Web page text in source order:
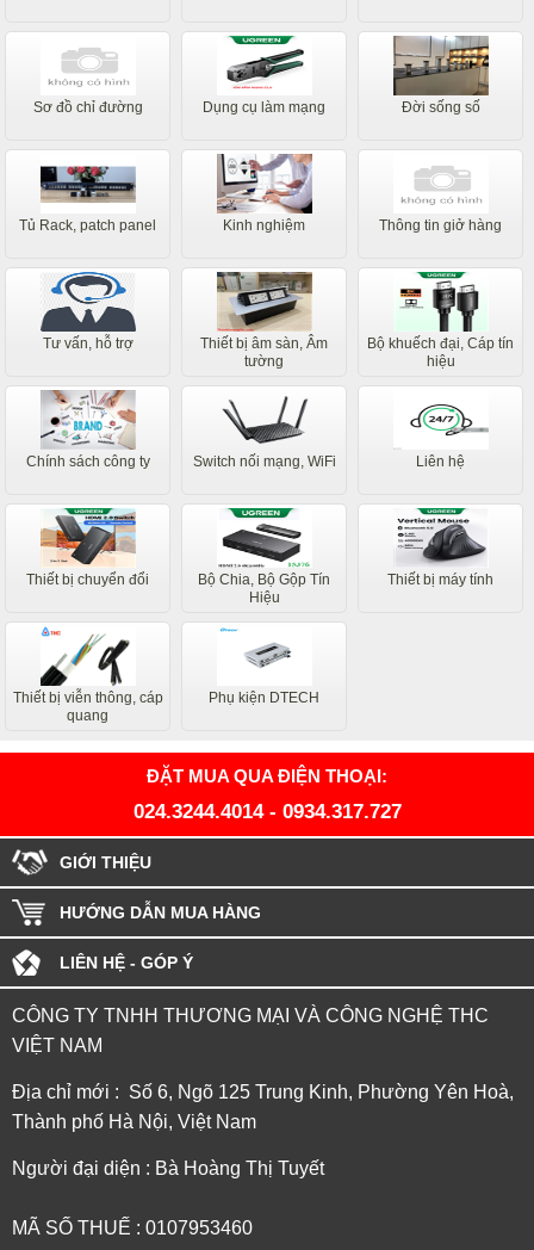
Sơ đồ chỉ đường Dụng cụ làm mạng Đời sống số
Tủ Rack, patch panel Kinh nghiệm Thông tin giở hàng
Tư vấn, hỗ trợ
Thiết bị âm sàn, Âm
tường
Bộ khuếch đại, Cáp tín
hiệu
Chính sách công ty Switch nối mạng, WiFi Liên hệ
Thiết bị chuyển đổi
Bộ Chia, Bộ Gộp Tín
Hiệu
Thiết bị máy tính
Thiết bị viễn thông, cáp
quang
Phụ kiện DTECH
ĐẶT MUA QUA ĐIỆN THOẠI:
024.3244.4014- 0934.317.727
GIỚI THIỆU
HƯỚNG DẪN MUA HÀNG
LIÊN HỆ - GÓP Ý
CÔNG TY TNHH THƯƠNG MẠI VÀ CÔNG NGHỆ THC
VIỆT NAM
Địa chỉ mới : Số 6, Ngõ 125 Trung Kinh, Phường Yên Hoà,
Thành phố Hà Nội, Việt Nam
Người đại diện : Bà Hoàng Thị Tuyết
MÃ SỐ THUẾ : 0107953460